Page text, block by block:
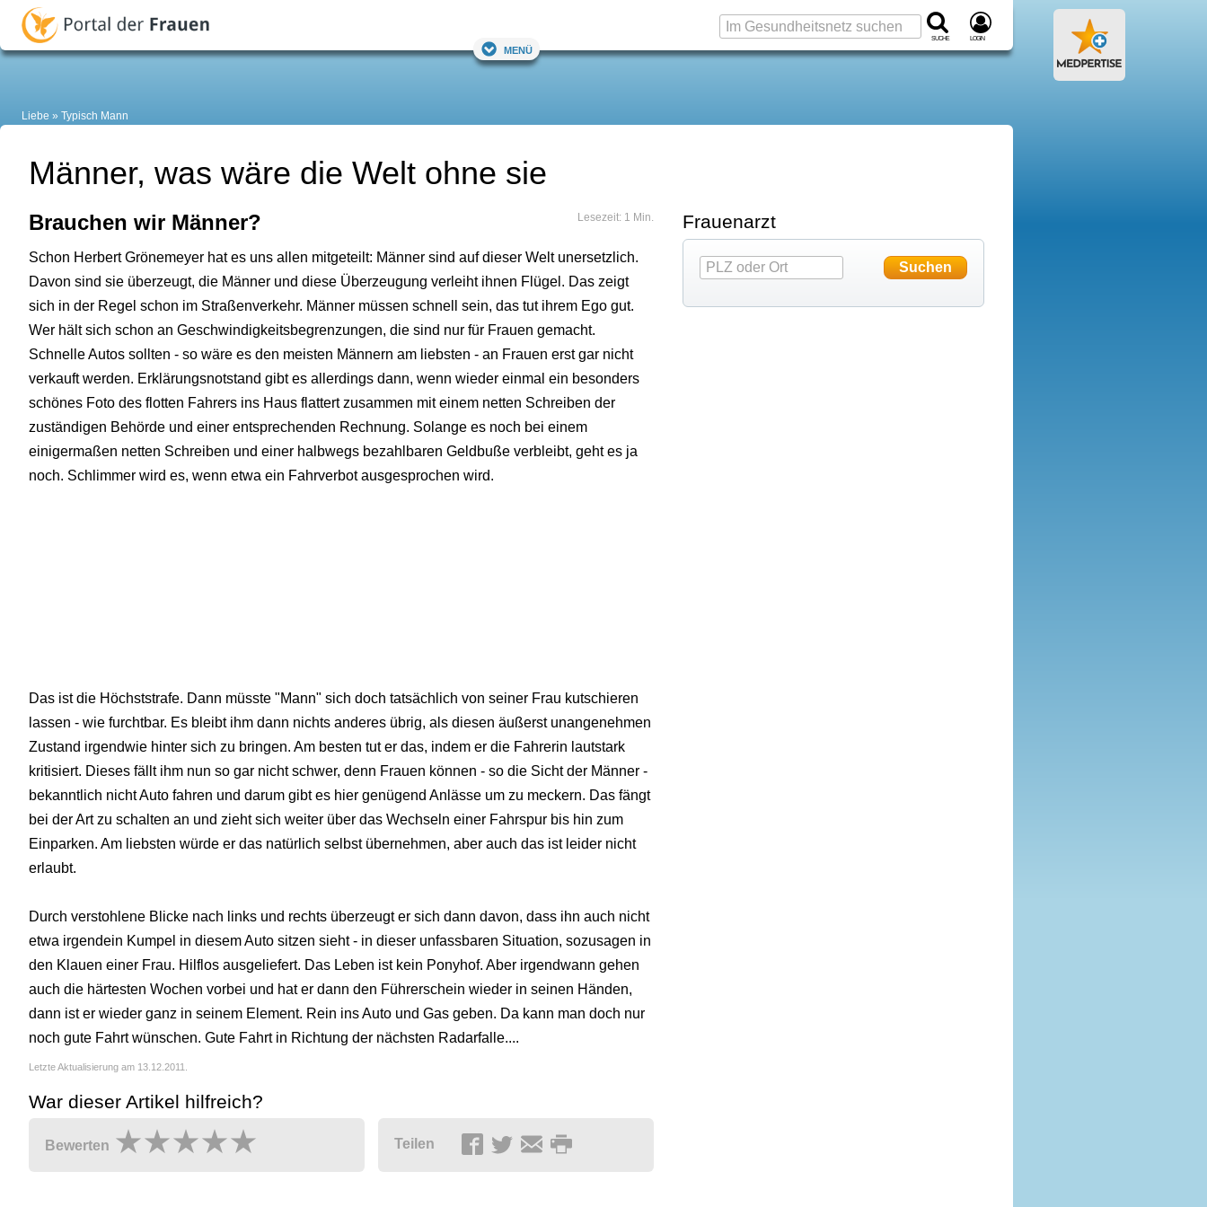
Suche Login
Menü
Liebe Typisch Mann
Männer, was wäre die Welt ohne sie
Lesezeit: 1 Min.
Brauchen wir Männer?
Schon Herbert Grönemeyer hat es uns allen mitgeteilt: Männer sind auf dieser Welt unersetzlich.
Davon sind sie überzeugt, die Männer und diese Überzeugung verleiht ihnen Flügel. Das zeigt
sich in der Regel schon im Straßenverkehr. Männer müssen schnell sein, das tut ihrem Ego gut.
Wer hält sich schon an Geschwindigkeitsbegrenzungen, die sind nur für Frauen gemacht.
Schnelle Autos sollten - so wäre es den meisten Männern am liebsten - an Frauen erst gar nicht
verkauft werden. Erklärungsnotstand gibt es allerdings dann, wenn wieder einmal ein besonders
schönes Foto des flotten Fahrers ins Haus flattert zusammen mit einem netten Schreiben der
zuständigen Behörde und einer entsprechenden Rechnung. Solange es noch bei einem
einigermaßen netten Schreiben und einer halbwegs bezahlbaren Geldbuße verbleibt, geht es ja
noch. Schlimmer wird es, wenn etwa ein Fahrverbot ausgesprochen wird.
Das ist die Höchststrafe. Dann müsste "Mann" sich doch tatsächlich von seiner Frau kutschieren
lassen - wie furchtbar. Es bleibt ihm dann nichts anderes übrig, als diesen äußerst unangenehmen
Zustand irgendwie hinter sich zu bringen. Am besten tut er das, indem er die Fahrerin lautstark
kritisiert. Dieses fällt ihm nun so gar nicht schwer, denn Frauen können - so die Sicht der Männer -
bekanntlich nicht Auto fahren und darum gibt es hier genügend Anlässe um zu meckern. Das fängt
bei der Art zu schalten an und zieht sich weiter über das Wechseln einer Fahrspur bis hin zum
Einparken. Am liebsten würde er das natürlich selbst übernehmen, aber auch das ist leider nicht
erlaubt.
Durch verstohlene Blicke nach links und rechts überzeugt er sich dann davon, dass ihn auch nicht
etwa irgendein Kumpel in diesem Auto sitzen sieht - in dieser unfassbaren Situation, sozusagen in
den Klauen einer Frau. Hilflos ausgeliefert. Das Leben ist kein Ponyhof. Aber irgendwann gehen
auch die härtesten Wochen vorbei und hat er dann den Führerschein wieder in seinen Händen,
dann ist er wieder ganz in seinem Element. Rein ins Auto und Gas geben. Da kann man doch nur
noch gute Fahrt wünschen. Gute Fahrt in Richtung der nächsten Radarfalle....
Letzte Aktualisierung am 13.12.2011.
War dieser Artikel hilfreich?
Bewerten Teilen
Frauenarzt